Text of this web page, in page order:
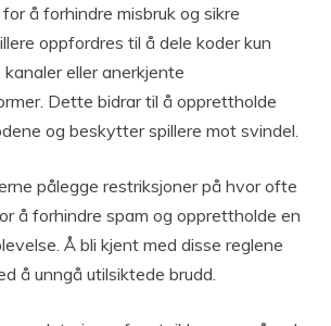
å forhindre misbruk og sikre
oppfordres til å dele koder kun
eller anerkjente
Dette bidrar til å opprettholde
og beskytter spillere mot svindel.
pålegge restriksjoner på hvor ofte
å forhindre spam og opprettholde en
Å bli kjent med disse reglene
å unngå utilsiktede brudd.